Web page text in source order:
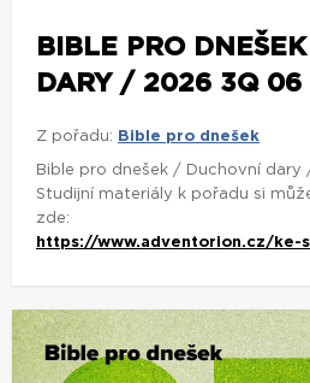
BIBLE PRO
DARY / 2026 3Q 06
Z pořadu: Bible pro dnešek
Bible pro dnešek / Duchovní
Studijní materiály k pořadu si
zde:
https://www.adventorion.cz/ke-